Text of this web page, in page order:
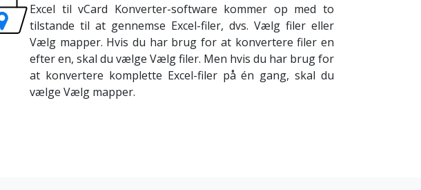
Excel til vCard Konverter-software kommer op med to
tilstande til at gennemse Excel-filer, dvs. Vælg filer eller
Vælg mapper. Hvis du har brug for at konvertere filer en
efter en, skal du vælge Vælg filer. Men hvis du har brug for
at konvertere komplette Excel-filer på én gang, skal du
vælge Vælg mapper.